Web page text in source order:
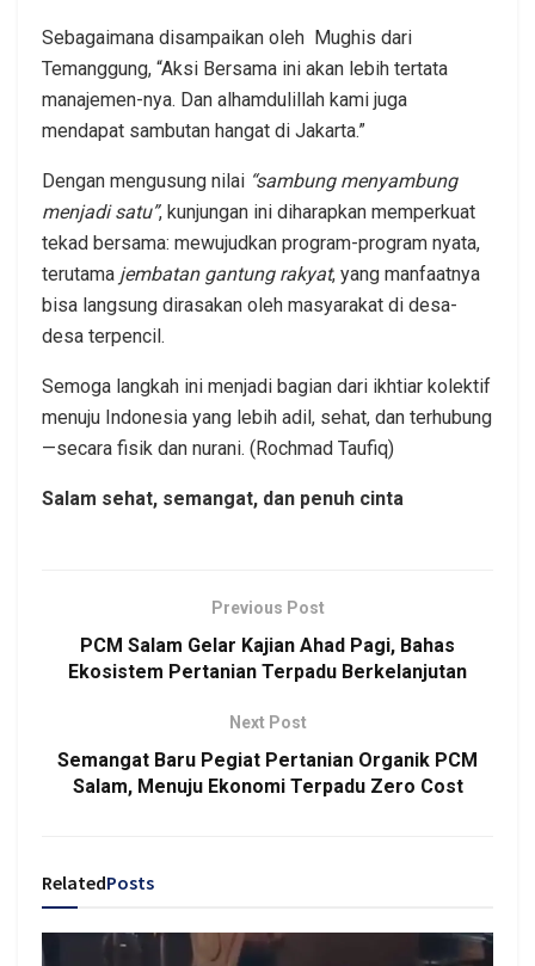
Sebagaimana disampaikan oleh Mughis dari
Temanggung, “Aksi Bersama ini akan lebih tertata
manajemen-nya. Dan alhamdulillah kami juga
mendapat sambutan hangat di Jakarta.”
Dengan mengusung nilai “sambung menyambung
menjadi satu”, kunjungan ini diharapkan memperkuat
tekad bersama: mewujudkan program-program nyata,
terutama jembatan gantung rakyat, yang manfaatnya
bisa langsung dirasakan oleh masyarakat di desa-
desa terpencil.
Semoga langkah ini menjadi bagian dari ikhtiar kolektif
menuju Indonesia yang lebih adil, sehat, dan terhubung
—secara fisik dan nurani. (Rochmad Taufiq)
Salam sehat, semangat, dan penuh cinta
Previous Post
PCM Salam Gelar Kajian Ahad Pagi, Bahas
Ekosistem Pertanian Terpadu Berkelanjutan
Next Post
Semangat Baru Pegiat Pertanian Organik PCM
Salam, Menuju Ekonomi Terpadu Zero Cost
RelatedPosts